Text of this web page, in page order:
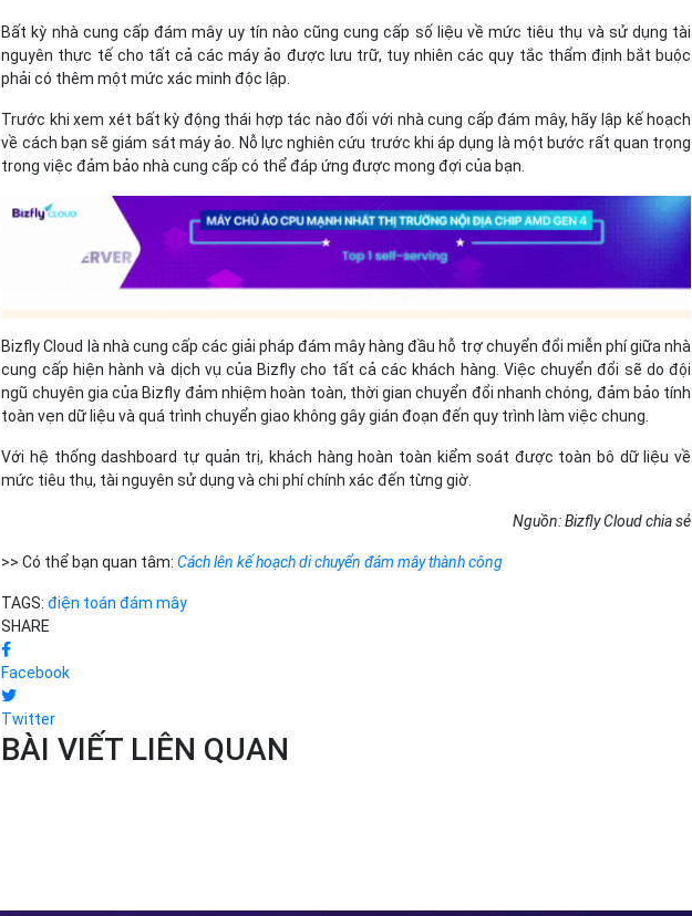
Bất kỳ nhà cung cấp đám mây uy tín nào cũng cung cấp số liệu về mức tiêu thụ và sử dụng tài
nguyên thực tế cho tất cả các máy ảo được lưu trữ, tuy nhiên các quy tắc thẩm định bắt buộc
phải có thêm một mức xác minh độc lập.
Trước khi xem xét bất kỳ động thái hợp tác nào đối với nhà cung cấp đám mây, hãy lập kế hoạch
về cách bạn sẽ giám sát máy ảo. Nỗ lực nghiên cứu trước khi áp dụng là một bước rất quan trọng
trong việc đảm bảo nhà cung cấp có thể đáp ứng được mong đợi của bạn.
Bizfly Cloud là nhà cung cấp các giải pháp đám mây hàng đầu hỗ trợ chuyển đổi miễn phí giữa nhà
cung cấp hiện hành và dịch vụ của Bizfly cho tất cả các khách hàng. Việc chuyển đổi sẽ do đội
ngũ chuyên gia của Bizfly đảm nhiệm hoàn toàn, thời gian chuyển đổi nhanh chóng, đảm bảo tính
toàn vẹn dữ liệu và quá trình chuyển giao không gây gián đoạn đến quy trình làm việc chung.
Với hệ thống dashboard tự quản trị, khách hàng hoàn toàn kiểm soát được toàn bô dữ liệu về
mức tiêu thụ, tài nguyên sử dụng và chi phí chính xác đến từng giờ.
Nguồn: Bizfly Cloud chia sẻ
>> Có thể bạn quan tâm:Cách lên kế hoạch di chuyển đám mây thành công
TAGS:điện toán đám mây
SHARE
Facebook
Twitter
BÀI VIẾT LIÊN QUAN